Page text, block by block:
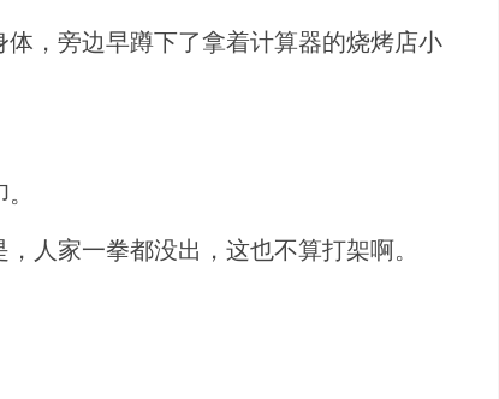
，旁边早蹲下了拿着计算器的烧烤店小
人家一拳都没出，这也不算打架啊。